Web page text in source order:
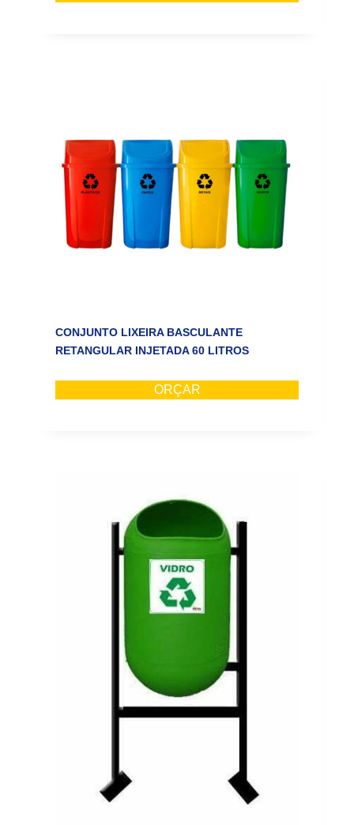
CONJUNTO LIXEIRA BASCULANTE
RETANGULAR INJETADA 60 LITROS
ORÇAR